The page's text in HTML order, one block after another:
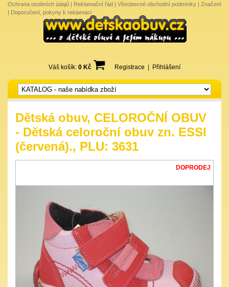
Ochrana osobních údajů | Reklamační řád | Všeobecné obchodní podmínky | Značení
| Doporučení, pokyny k reklamaci
Váš košík: 0 Kč Registrace Přihlášení
Dětská obuv, CELOROČNÍ OBUV
- Dětská celoroční obuv zn. ESSI
(červená)., PLU: 3631
DOPRODEJ